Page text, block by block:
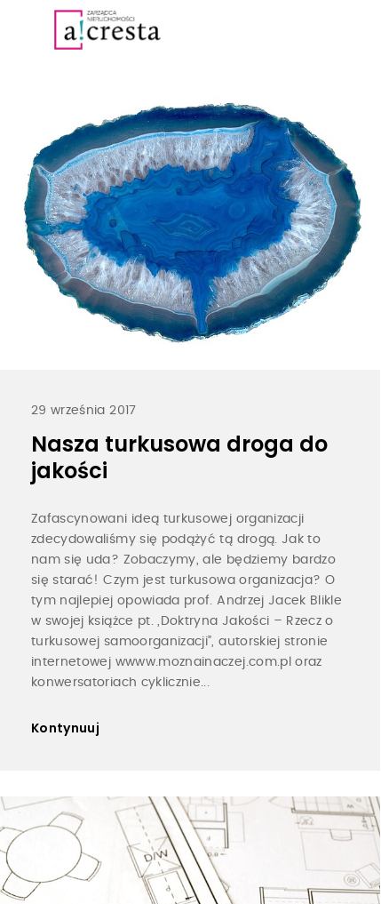
29 września 2017
Nasza turkusowa droga do
jakości
Zafascynowani ideą turkusowej organizacji
zdecydowaliśmy się podążyć tą drogą. Jak to
nam się uda? Zobaczymy, ale będziemy bardzo
się starać! Czym jest turkusowa organizacja? O
tym najlepiej opowiada prof. Andrzej Jacek Blikle
w swojej książce pt. „Doktryna Jakości – Rzecz o
turkusowej samoorganizacji”, autorskiej stronie
internetowej wwww.moznainaczej.com.pl oraz
konwersatoriach cyklicznie...
Kontynuuj